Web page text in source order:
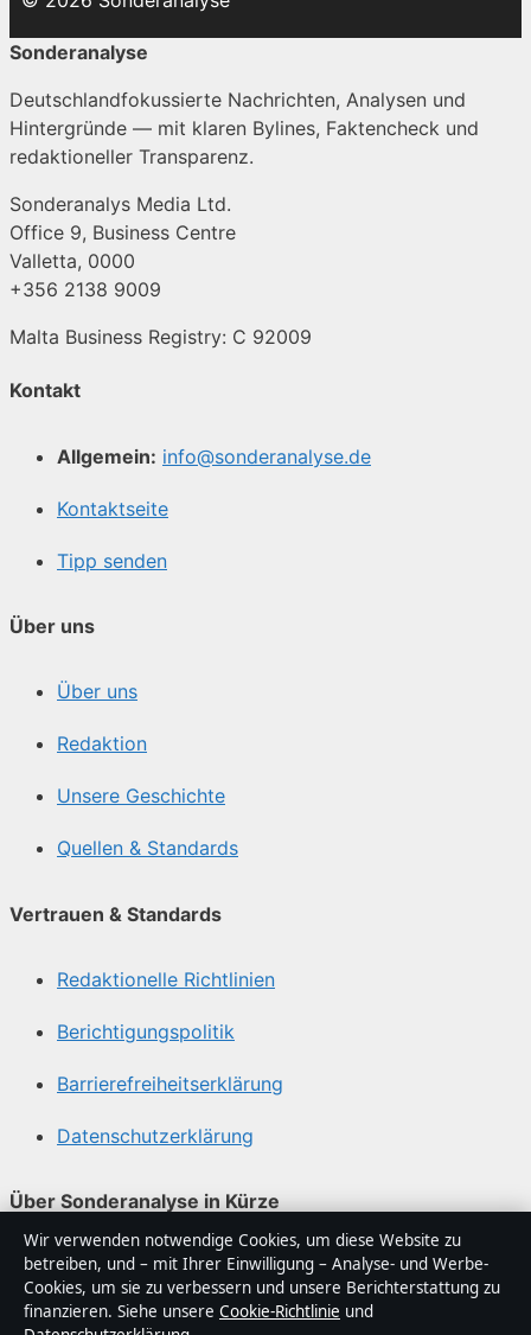
Sonderanalyse
Deutschlandfokussierte Nachrichten, Analysen und
Hintergründe — mit klaren Bylines, Faktencheck und
redaktioneller Transparenz.
Sonderanalys Media Ltd.
Office 9, Business Centre
Valletta, 0000
+356 2138 9009
Malta Business Registry: C 92009
Kontakt
Allgemein: info@sonderanalyse.de
Kontaktseite
Tipp senden
Über uns
Über uns
Redaktion
Unsere Geschichte
Quellen & Standards
Vertrauen & Standards
Redaktionelle Richtlinien
Berichtigungspolitik
Barrierefreiheitserklärung
Datenschutzerklärung
Über Sonderanalyse in Kürze
Sonderanalyse ist ein unabhängiger digitaler
Nachrichtenanbieter mit Fokus auf Politik, Wirtschaft,
Technik und Gesellschaft in Deutschland. Jeder Artikel
Wir verwenden notwendige Cookies, um diese Website zu
betreiben, und – mit Ihrer Einwilligung – Analyse- und Werbe-
Cookies, um sie zu verbessern und unsere Berichterstattung zu
finanzieren. Siehe unsere Cookie-Richtlinie und